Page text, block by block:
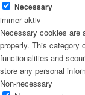
Necessary
immer aktiv
Necessary cookies are
properly. This category
functionalities and
store any personal
Non-necessary